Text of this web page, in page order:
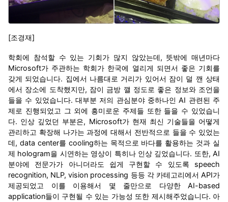
[조경재]
학회에 참석할 수 있는 기회가 많지 않았는데, 뜻밖에 매년마다
Microsoft가 주관하는 학회가 한국에 열리게 되면서 좋은 기회를
갖게 되었습니다. 집에서 나름대로 거리가 있어서 잠이 덜 깬 상태
에서 장소에 도착했지만, 잠이 금방 깰 정도로 좋은 정보와 조언을
들을 수 있었습니다. 대부분 저의 관심분야 중하나인 AI 관련된 주
제로 진행되었고 그 외에 흥미로운 주제들 또한 들을 수 있었습니
다. 인상 깊었던 부분은, Microsoft가 현재 최신 기술들을 어떻게
관리하고 확장해 나가는 과정에 대해서 전반적으로 들을 수 있었는
데, data center를 cooling하는 목적으로 바다를 활용하는 것과 실
제 hologram을 시연하는 영상이 특히나 인상 깊었습니다. 또한, AI
분야에 전문가가 아니더라도 쉽게 구현할 수 있도록 speech
recognition, NLP, vision processing 등등 각 카테고리에서 API가
제공되었고 이를 이용해서 몇 줄만으로 다양한 AI-based
application들이 구현될 수 있는 가능성 또한 제시해주었습니다. 아